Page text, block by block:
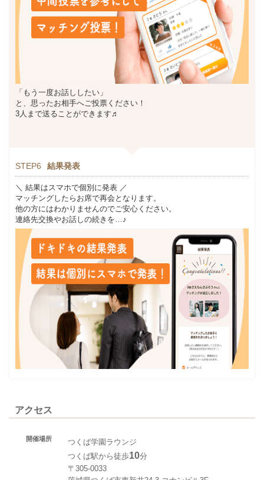
「もう一度お話ししたい」
と、思ったお相手へご投票ください！
3人まで送ることができます♬
STEP6 結果発表
＼ 結果はスマホで個別に発表 ／
マッチングしたらお席で再会となります。
他の方にはわかりませんのでご安心ください。
連絡先交換やお話しの続きを…♪
アクセス
開催場所
つくば学園ラウンジ
つくば駅から徒歩10分
〒305-0033